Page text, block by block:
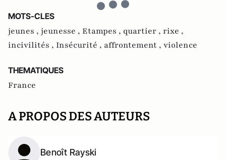
MOTS-CLES
jeunes , jeunesse , Etampes , quartier , rixe ,
incivilités , Insécurité , affrontement , violence
THEMATIQUES
France
A PROPOS DES AUTEURS
Benoît Rayski